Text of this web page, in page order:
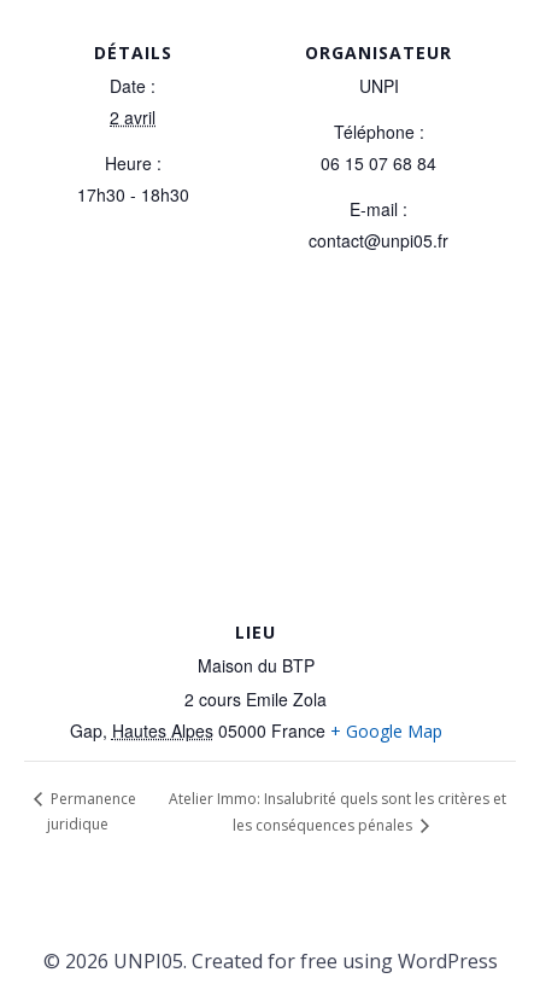
DÉTAILS
Date :
2 avril
Heure :
17h30 - 18h30
ORGANISATEUR
UNPI
Téléphone :
06 15 07 68 84
E-mail :
contact@unpi05.fr
LIEU
Maison du BTP
2 cours Emile Zola
Gap, Hautes Alpes 05000 France + Google Map
Permanence
juridique
Atelier Immo: Insalubrité quels sont les critères et
les conséquences pénales
© 2026 UNPI05. Created for free using WordPress